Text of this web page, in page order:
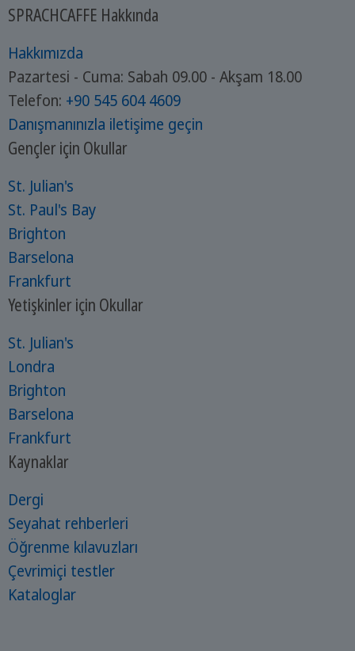
SPRACHCAFFE Hakkında
Hakkımızda
Pazartesi - Cuma: Sabah 09.00 - Akşam 18.00
Telefon: +90 545 604 4609
Danışmanınızla iletişime geçin
Gençler için Okullar
St. Julian's
St. Paul's Bay
Brighton
Barselona
Frankfurt
Yetişkinler için Okullar
St. Julian's
Londra
Brighton
Barselona
Frankfurt
Kaynaklar
Dergi
Seyahat rehberleri
Öğrenme kılavuzları
Çevrimiçi testler
Kataloglar